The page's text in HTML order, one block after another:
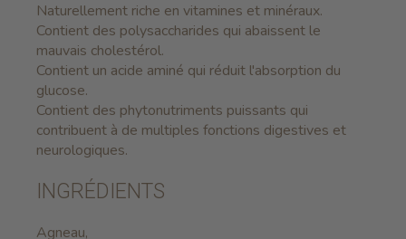
Naturellement riche en vitamines et minéraux.
Contient des polysaccharides qui abaissent le
mauvais cholestérol.
Contient un acide aminé qui réduit l'absorption du
glucose.
Contient des phytonutriments puissants qui
contribuent à de multiples fonctions digestives et
neurologiques.
INGRÉDIENTS
Agneau,